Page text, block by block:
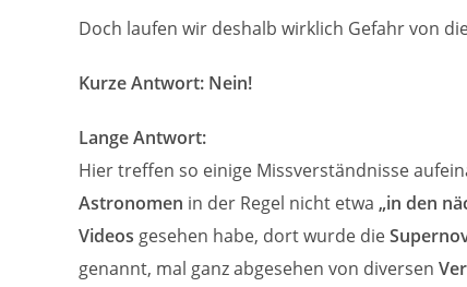
Doch laufen wir deshalb wirklich Gefahr von
Kurze Antwort: Nein!
Lange Antwort:
Hier treffen so einige Missverständnisse
Astronomen in der Regel nicht etwa „in den
Videos gesehen habe, dort wurde die
genannt, mal ganz abgesehen von diversen